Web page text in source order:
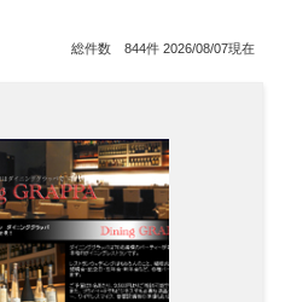
総件数 844件 2026/08/07現在